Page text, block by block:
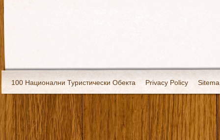
100 Национални Туристически Обекта Privacy Policy
Екипировка За нас Имало едно време Кивоторият.
Ковчега със светите мощи на Свети Григорий Каллидис